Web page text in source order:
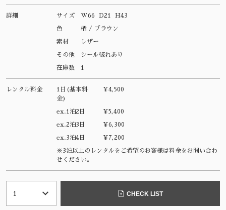
詳細 サイズ W66 D21 H43
色 柄 / ブラウン
素材 レザー
その他 シール破れあり
在庫数 1
レンタル料金
1日(基本料
金)
¥4,500
ex.1泊2日 ¥5,400
ex.2泊3日 ¥6,300
ex.3泊4日 ¥7,200
※3泊以上のレンタルをご希望のお客様は料金をお問い合わ
せください。
CHECK LIST